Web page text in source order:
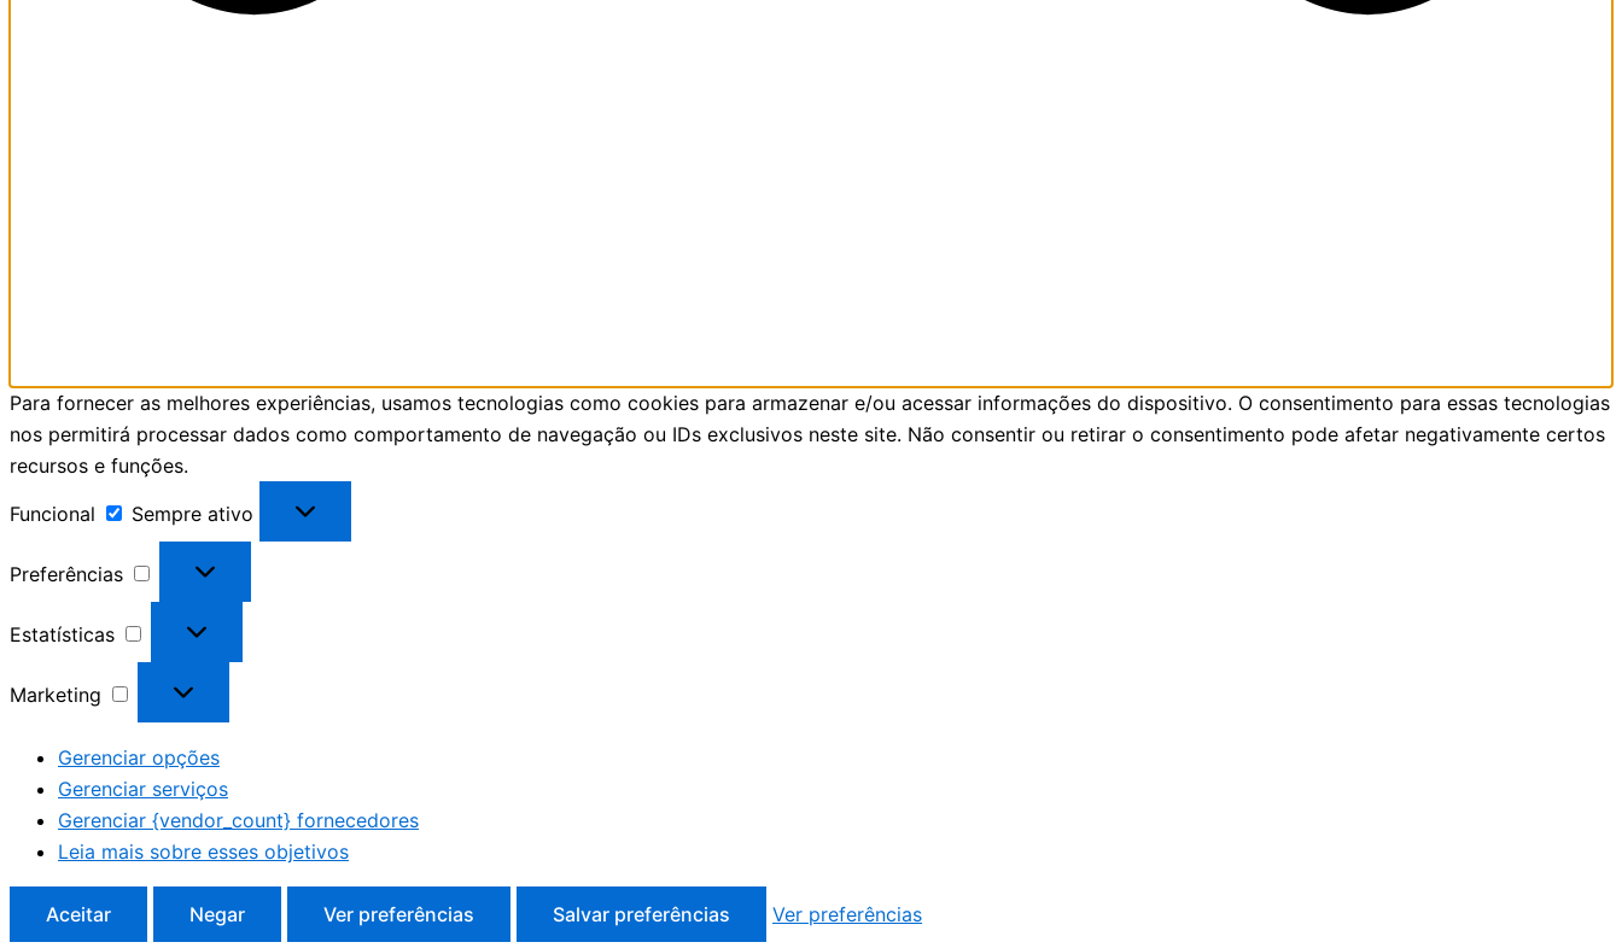
Para fornecer as melhores experiências, usamos tecnologias como cookies para armazenar e/ou acessar informações do dispositivo. O consentimento para essas tecnologias
nos permitirá processar dados como comportamento de navegação ou IDs exclusivos neste site. Não consentir ou retirar o consentimento pode afetar negativamente certos
recursos e funções.
Funcional
Sempre ativo
Preferências
Estatísticas
Marketing
Gerenciar opções
Gerenciar serviços
Gerenciar {vendor_count} fornecedores
Leia mais sobre esses objetivos
Aceitar Negar Ver preferências Salvar preferências Ver preferências